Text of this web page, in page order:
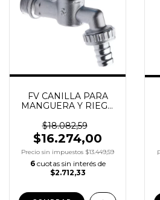
FV CANILLA PARA
MANGUERA Y RIEGO
$18.082,59
$16.274,00
Precio sin impuestos $13.449,59
6 cuotas sin interés de
$2.712,33